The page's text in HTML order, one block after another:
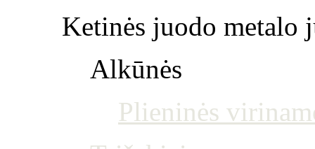
Ketinės juodo metalo
Alkūnės
Plieninės